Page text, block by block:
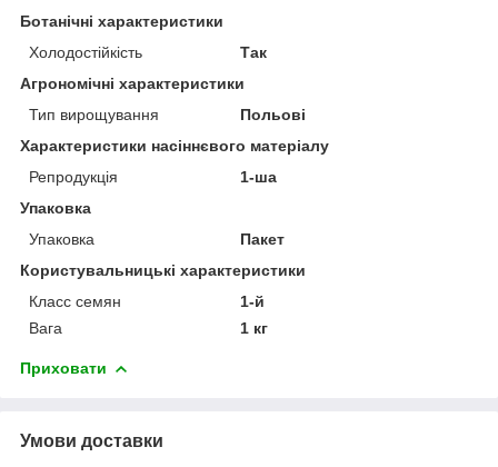
Ботанічні характеристики
Холодостійкість
Так
Агрономічні характеристики
Тип вирощування
Польові
Характеристики насіннєвого матеріалу
Репродукція
1-ша
Упаковка
Упаковка
Пакет
Користувальницькі характеристики
Класс семян
1-й
Вага
1 кг
Приховати
Умови доставки